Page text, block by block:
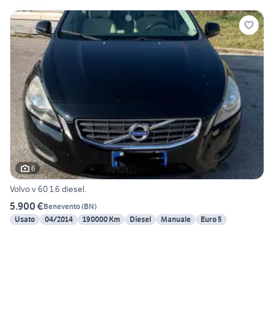
6
Volvo v 60 1.6 diesel.
5.900 €Benevento(BN)
Usato
04/2014 190000 Km Diesel Manuale Euro 5